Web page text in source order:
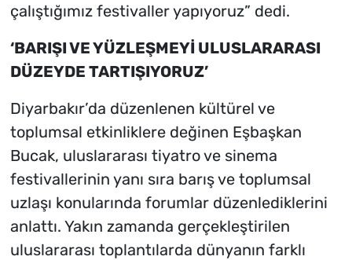
çalıştığımız festivaller yapıyoruz” dedi.
‘BARIŞI VE YÜZLEŞMEYİ ULUSLARARASI
DÜZEYDE TARTIŞIYORUZ’
Diyarbakır’da düzenlenen kültürel ve
toplumsal etkinliklere değinen Eşbaşkan
Bucak, uluslararası tiyatro ve sinema
festivallerinin yanı sıra barış ve toplumsal
uzlaşı konularında forumlar düzenlediklerini
anlattı. Yakın zamanda gerçekleştirilen
uluslararası toplantılarda dünyanın farklı